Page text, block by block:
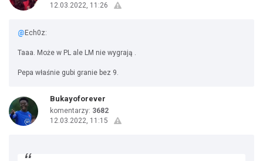
12.03.2022, 11:26
@ Ech0z:
Taaa. Może w PL ale LM nie wygrają .
Pepa właśnie gubi granie bez 9.
Bukayoforever
komentarzy: 3682
12.03.2022, 11:15